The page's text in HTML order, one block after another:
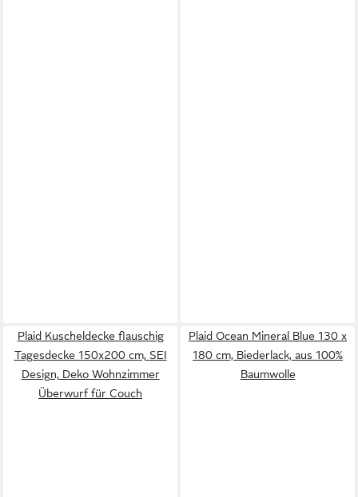
Plaid Kuscheldecke flauschig
Tagesdecke 150x200 cm, SEI
Design, Deko Wohnzimmer
Überwurf für Couch
Plaid Ocean Mineral Blue 130 x
180 cm, Biederlack, aus 100%
Baumwolle